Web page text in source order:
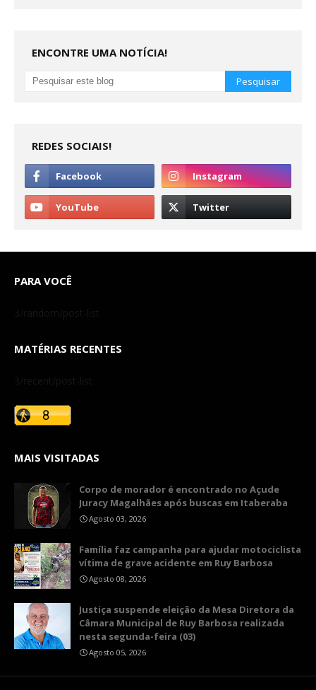
ENCONTRE UMA NOTÍCIA!
REDES SOCIAIS!
PARA VOCÊ
3/random/post-list
MATÉRIAS RECENTES
3/recent/post-list
MAIS VISITADAS
Corpo de morador é encontrado no Açude
Juracy Magalhães após buscas em Itaberaba
Agosto 03, 2026
​Família faz campanha para ajudar motociclista
vítima de grave acidente em Ruy Barbosa
Agosto 08, 2026
​Justiça suspende eleição da Mesa Diretora da
Câmara Municipal de Ruy Barbosa realizada
nesta segunda-feira (03)
Agosto 05, 2026